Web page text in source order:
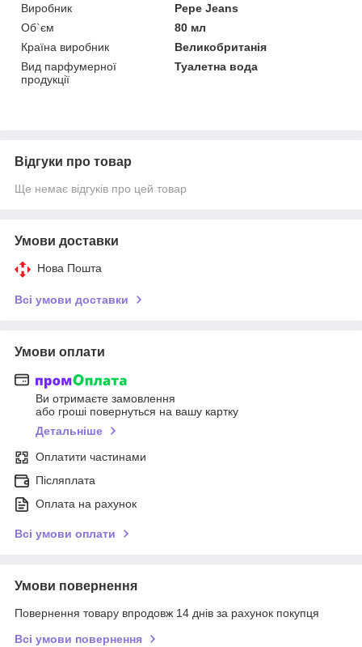
Виробник
Pepe Jeans
Об`єм
80 мл
Країна виробник
Великобританія
Вид парфумерної
продукції
Туалетна вода
Відгуки про товар
Ще немає відгуків про цей товар
Умови доставки
Нова Пошта
Всі умови доставки
Умови оплати
Ви отримаєте замовлення
або гроші повернуться на вашу картку
Детальніше
Оплатити частинами
Післяплата
Оплата на рахунок
Всі умови оплати
Умови повернення
Повернення товару впродовж 14 днів за рахунок покупця
Всі умови повернення